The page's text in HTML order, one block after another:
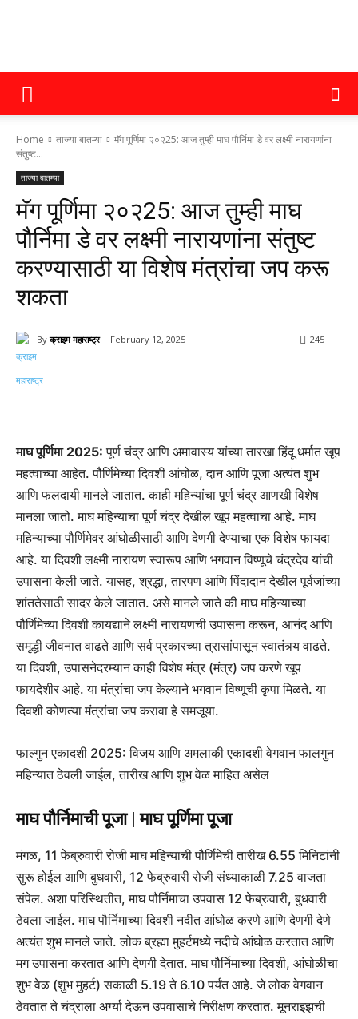
क्राइम
महाराष्ट्र
Home ताज्या बातम्या
मॅग पूर्णिमा २०२25: आज तुम्ही माघ पौर्निमा डे वर लक्ष्मी नारायणांना
संतुष्ट...
ताज्या बातम्या
मॅग पूर्णिमा २०२25: आज तुम्ही माघ
पौर्निमा डे वर लक्ष्मी नारायणांना संतुष्ट
करण्यासाठी या विशेष मंत्रांचा जप करू
शकता
By क्राइम महाराष्ट्र February 12, 2025 245
माघ पूर्णिमा 2025: पूर्ण चंद्र आणि अमावास्य यांच्या तारखा हिंदू धर्मात खूप
महत्वाच्या आहेत. पौर्णिमेच्या दिवशी आंघोळ, दान आणि पूजा अत्यंत शुभ
आणि फलदायी मानले जातात. काही महिन्यांचा पूर्ण चंद्र आणखी विशेष
मानला जातो. माघ महिन्याचा पूर्ण चंद्र देखील खूप महत्वाचा आहे. माघ
महिन्याच्या पौर्णिमेवर आंघोळीसाठी आणि देणगी देण्याचा एक विशेष फायदा
आहे. या दिवशी लक्ष्मी नारायण स्वारूप आणि भगवान विष्णूचे चंद्रदेव यांची
उपासना केली जाते. यासह, श्रद्धा, तारपण आणि पिंदादान देखील पूर्वजांच्या
शांततेसाठी सादर केले जातात. असे मानले जाते की माघ महिन्याच्या
पौर्णिमेच्या दिवशी कायद्याने लक्ष्मी नारायणची उपासना करून, आनंद आणि
समृद्धी जीवनात वाढते आणि सर्व प्रकारच्या त्रासांपासून स्वातंत्र्य वाढते.
या दिवशी, उपासनेदरम्यान काही विशेष मंत्र (मंत्र) जप करणे खूप
फायदेशीर आहे. या मंत्रांचा जप केल्याने भगवान विष्णूची कृपा मिळते. या
दिवशी कोणत्या मंत्रांचा जप करावा हे समजूया.
फाल्गुन एकादशी 2025: विजय आणि अमलाकी एकादशी वेगवान फालगुन
महिन्यात ठेवली जाईल, तारीख आणि शुभ वेळ माहित असेल
माघ पौर्निमाची पूजा | माघ पूर्णिमा पूजा
मंगळ, 11 फेब्रुवारी रोजी माघ महिन्याची पौर्णिमेची तारीख 6.55 मिनिटांनी
सुरू होईल आणि बुधवारी, 12 फेब्रुवारी रोजी संध्याकाळी 7.25 वाजता
संपेल. अशा परिस्थितीत, माघ पौर्निमाचा उपवास 12 फेब्रुवारी, बुधवारी
ठेवला जाईल. माघ पौर्निमाच्या दिवशी नदीत आंघोळ करणे आणि देणगी देणे
अत्यंत शुभ मानले जाते. लोक ब्रह्मा मुहर्टमध्ये नदीचे आंघोळ करतात आणि
मग उपासना करतात आणि देणगी देतात. माघ पौर्निमाच्या दिवशी, आंघोळीचा
शुभ वेळ (शुभ मुहर्ट) सकाळी 5.19 ते 6.10 पर्यंत आहे. जे लोक वेगवान
ठेवतात ते चंद्राला अर्ग्या देऊन उपवासाचे निरीक्षण करतात. मूनराइझची